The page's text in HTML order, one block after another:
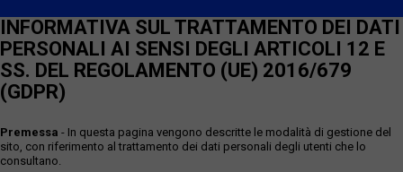
INFORMATIVA SUL TRATTAMENTO DEI DATI
PERSONALI AI SENSI DEGLI ARTICOLI 12 E
SS. DEL REGOLAMENTO (UE) 2016/679
(GDPR)
Premessa - In questa pagina vengono descritte le modalità di gestione del
sito, con riferimento al trattamento dei dati personali degli utenti che lo
consultano.